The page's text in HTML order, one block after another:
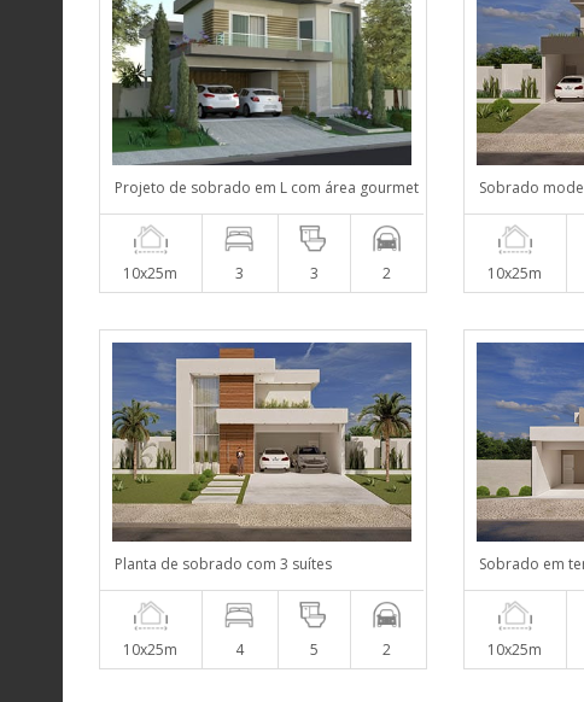
Projeto de sobrado em L com área gourmet
10x25m 3 3 2
Sobrado
10x25m
Planta de sobrado com 3 suítes
10x25m 4 5 2
Sobrado em
10x25m